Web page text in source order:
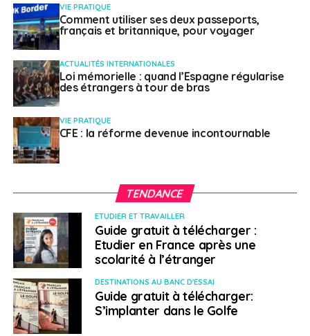
Marie Sommer – Washington DC
Cinéma et Création numérique
Davy Chou – Chicago
Farah-Clémentine Dramani-Issifou – Boston &
Cambridge
Guillaume Giovanetti & Çağla Zencirci –
Washington DC
Philippe Lacôte – New York
Mathilde Lavenne – Austin, Corsicana, Houston &
Marfa
Johanna Makabi – Dallas, Lafayette & New York
Lucas Roxo – Chicago
Gastronomie
VIE PRATIQUE
Comment utiliser ses deux passeports,
français et britannique, pour voyager
ACTUALITÉS INTERNATIONALES
Loi mémorielle : quand l’Espagne régularise
des étrangers à tour de bras
VIE PRATIQUE
CFE : la réforme devenue incontournable
TENDANCE
ETUDIER ET TRAVAILLER
Guide gratuit à télécharger :
Etudier en France après une
scolarité à l’étranger
DESTINATIONS AU BANC D'ESSAI
Guide gratuit à télécharger:
S’implanter dans le Golfe